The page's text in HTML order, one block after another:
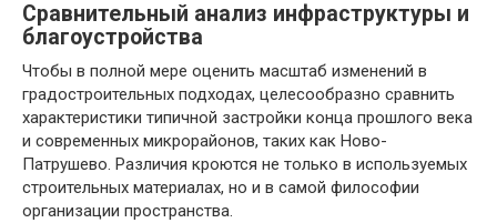
Сравнительный анализ инфраструктуры и
благоустройства
Чтобы в полной мере оценить масштаб изменений в
градостроительных подходах, целесообразно сравнить
характеристики типичной застройки конца прошлого века
и современных микрорайонов, таких как Ново-
Патрушево. Различия кроются не только в используемых
строительных материалах, но и в самой философии
организации пространства.